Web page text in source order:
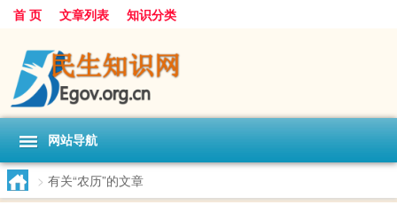
首 页 文章列表 知识分类
网站导航
> 有关“农历”的文章